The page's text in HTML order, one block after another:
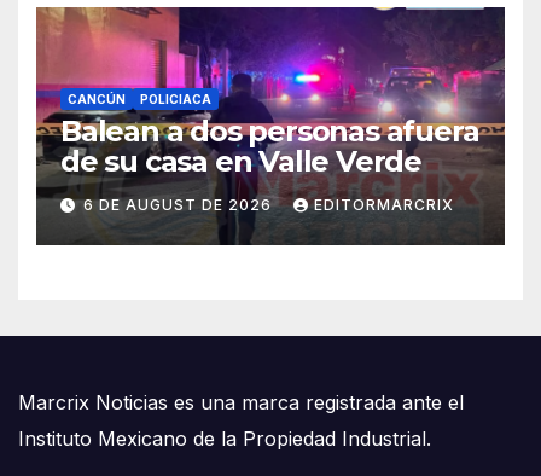
CANCÚN POLICIACA
Balean a dos personas afuera
de su casa en Valle Verde
6 DE AUGUST DE 2026 EDITORMARCRIX
Marcrix Noticias es una marca registrada ante el
Instituto Mexicano de la Propiedad Industrial.